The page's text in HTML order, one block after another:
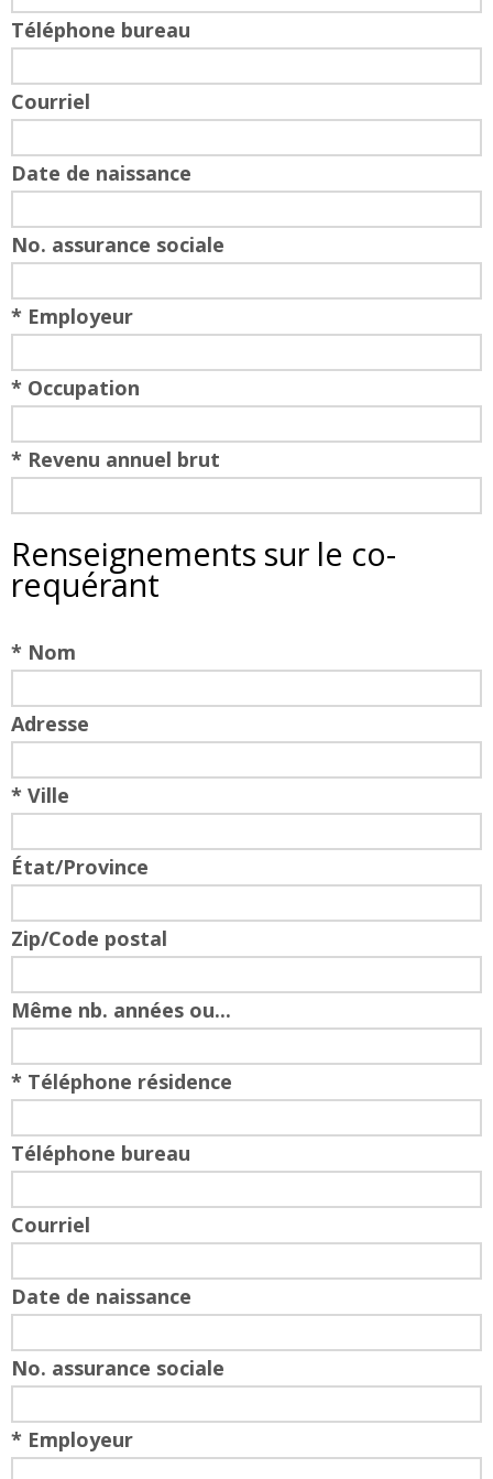
Téléphone bureau
Courriel
Date de naissance
No. assurance sociale
* Employeur
* Occupation
* Revenu annuel brut
Renseignements sur le co-
requérant
* Nom
Adresse
* Ville
État/Province
Zip/Code postal
Même nb. années ou...
* Téléphone résidence
Téléphone bureau
Courriel
Date de naissance
No. assurance sociale
* Employeur